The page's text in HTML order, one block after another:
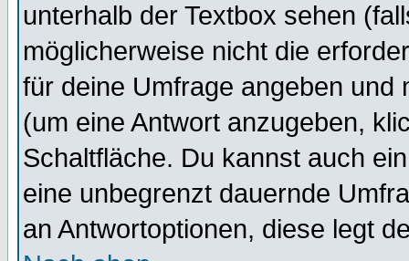
unterhalb der Textbox sehen
möglicherweise nicht die
für deine Umfrage angeben und
(um eine Antwort anzugeben,
Schaltfläche. Du kannst auch
eine unbegrenzt dauernde
an Antwortoptionen, diese legt